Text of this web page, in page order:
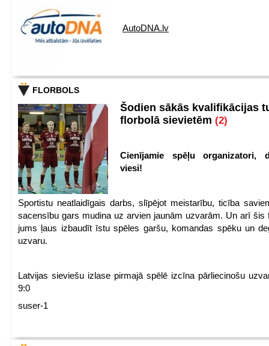
AutoDNA.lv
FLORBOLS
Šodien sākās kvalifikācijas
florbolā sievietēm (2)
Cienījamie spēļu organizatori,
viesi!
Sportistu neatlaidīgais darbs, slīpējot meistarību, ticība
sacensību gars mudina uz arvien jaunām uzvarām. Un arī šis
jums ļaus izbaudīt īstu spēles garšu, komandas spēku un
uzvaru.
Latvijas sieviešu izlase pirmajā spēlē izcīna pārliecinošu
9:0
suser-1